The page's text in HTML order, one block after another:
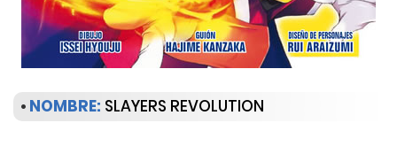
• NOMBRE: SLAYERS REVOLUTION